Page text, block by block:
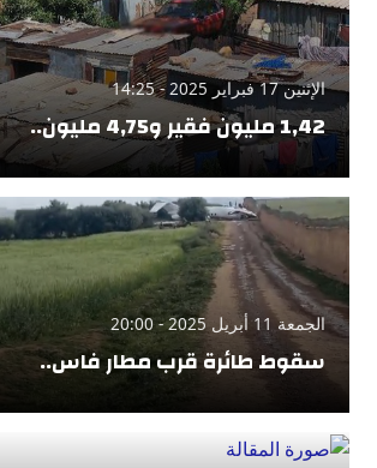
الإثنين 17 فبراير 2025 - 14:25
1,42 مليون فقير و4,75 مليون..
الجمعة 11 أبريل 2025 - 20:00
سقوط طائرة قرب مطار فاس..